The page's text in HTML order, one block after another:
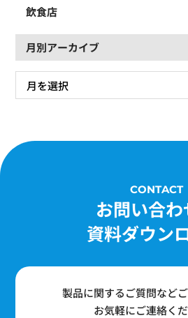
飲食店
月別アーカイブ
CONTACT
お問い合わ
資料ダウン
製品に関するご質問など
お気軽にご連絡くだ